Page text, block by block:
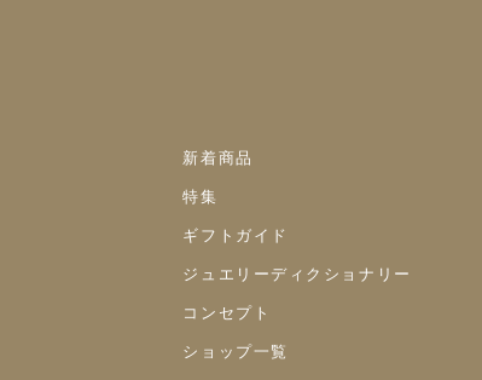
新着商品
特集
ギフトガイド
ジュエリーディクショナリー
コンセプト
ショップ一覧